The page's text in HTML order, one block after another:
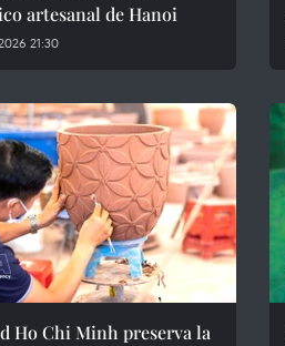
artesanal de Hanoi
21:30
Ho Chi Minh preserva la